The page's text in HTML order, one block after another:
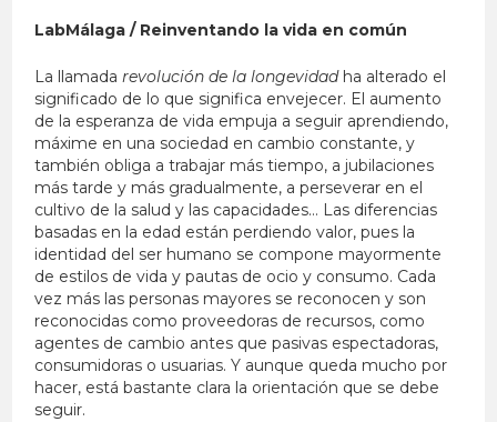
LabMálaga / Reinventando la vida en común
La llamadarevolución de la longevidadha alterado el
significado de lo que significa envejecer. El aumento
de la esperanza de vida empuja a seguir aprendiendo,
máxime en una sociedad en cambio constante, y
también obliga a trabajar más tiempo, a jubilaciones
más tarde y más gradualmente, a perseverar en el
cultivo de la salud y las capacidades… Las diferencias
basadas en la edad están perdiendo valor, pues la
identidad del ser humano se compone mayormente
de estilos de vida y pautas de ocio y consumo. Cada
vez más las personas mayores se reconocen y son
reconocidas como proveedoras de recursos, como
agentes de cambio antes que pasivas espectadoras,
consumidoras o usuarias. Y aunque queda mucho por
hacer, está bastante clara la orientación que se debe
seguir.